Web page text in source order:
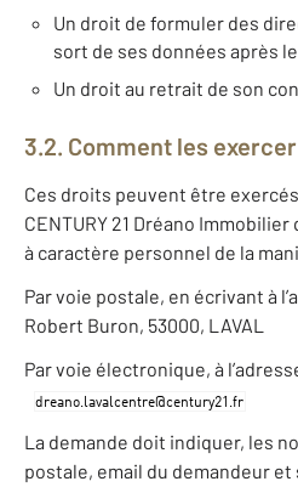
Un droit de formuler des
sort de ses données après
Un droit au retrait de son
3.2. Comment les
Ces droits peuvent être
CENTURY 21 Dréano
à caractère personnel de la
Par voie postale, en écrivant à
Robert Buron, 53000, LAVAL
Par voie électronique, à
La demande doit indiquer, les
postale, email du demandeur